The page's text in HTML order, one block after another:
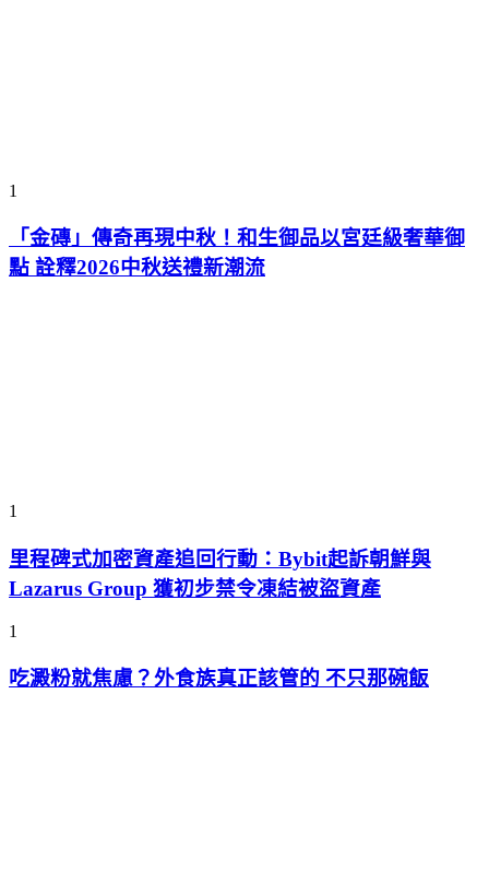
1
「金磚」傳奇再現中秋！和生御品以宮廷級奢華御
點 詮釋2026中秋送禮新潮流
1
里程碑式加密資產追回行動：Bybit起訴朝鮮與
Lazarus Group 獲初步禁令凍結被盜資產
1
吃澱粉就焦慮？外食族真正該管的 不只那碗飯